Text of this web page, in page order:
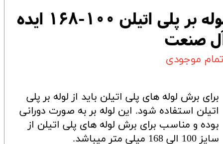
لوله بر پلی اتیلن 100-168 ایده
صنعت
موجودی
برای برش لوله های پلی اتیلن باید از لوله بر پلی
اتیلن استفاده شود. این لوله بر به صورت دورانی
بوده و مناسب برای برش لوله های پلی اتیلن از
سایز 100 الی 168 میلی متر میباشد.